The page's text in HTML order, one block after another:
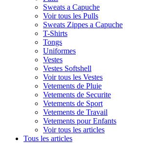
Sweats a Capuche
Voir tous les Pulls
Sweats Zippes a Capuche
T-Shirts
Tongs
Uniformes
Vestes
Vestes Softshell
Voir tous les Vestes
Vetements de Pluie
Vetements de Securite
Vetements de Sport
Vetements de Travail
Vetements pour Enfants
Voir tous les articles
Tous les articles